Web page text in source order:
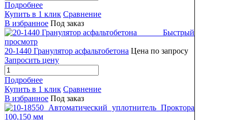
Подробнее
Купить в 1 клик Сравнение
В избранное Под заказ
Быстрый
просмотр
20-1440 Гранулятор асфальтобетона Цена по запросу
Запросить цену
Подробнее
Купить в 1 клик Сравнение
В избранное Под заказ